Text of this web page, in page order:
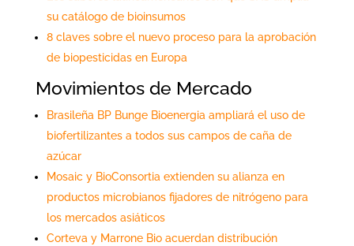
su catálogo de bioinsumos
8 claves sobre el nuevo proceso para la aprobación
de biopesticidas en Europa
Movimientos de Mercado
Brasileña BP Bunge Bioenergia ampliará el uso de
biofertilizantes a todos sus campos de caña de
azúcar
Mosaic y BioConsortia extienden su alianza en
productos microbianos fijadores de nitrógeno para
los mercados asiáticos
Corteva y Marrone Bio acuerdan distribución